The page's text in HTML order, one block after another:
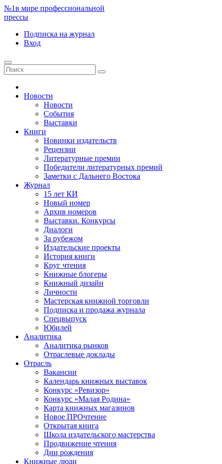
№1в мире профессиональной
прессы
Подписка на журнал
Вход
Новости
Новости
События
Выставки
Книги
Новинки издательств
Рецензии
Литературные премии
Победители литературных премий
Заметки с Дальнего Востока
Журнал
15 лет КИ
Новый номер
Архив номеров
Выставки. Конкурсы
Диалоги
За рубежом
Издательские проекты
История книги
Круг чтения
Книжные блогеры
Книжный дизайн
Личности
Мастерская книжной торговли
Подписка и продажа журнала
Спецвыпуск
Юбилей
Аналитика
Аналитика рынков
Отраслевые доклады
Отрасль
Вакансии
Календарь книжных выставок
Конкурс «Ревизор»
Конкурс «Малая Родина»
Карта книжных магазинов
Новое ПРОчтение
Открытая книга
Школа издательского мастерства
Продвижение чтения
Дни рождения
Книжные люди